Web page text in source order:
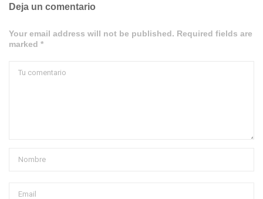
Deja un comentario
Your email address will not be published. Required fields are
marked *